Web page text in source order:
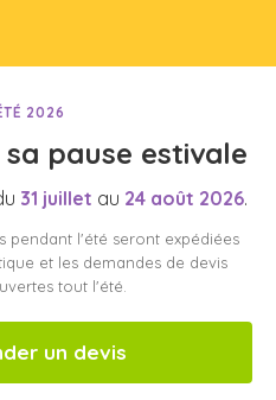
2026
pause estivale
31 juillet au 24 août 2026.
pendant l'été seront expédiées
et les demandes de devis
tout l'été.
un devis